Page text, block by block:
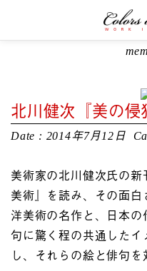
北川健次『美の侵
Date : 2014年7月12日
美術家の北川健次氏の
美術』を読み、その面
洋美術の名作と、日本
句に驚く程の共通した
し、それらの絵と俳句